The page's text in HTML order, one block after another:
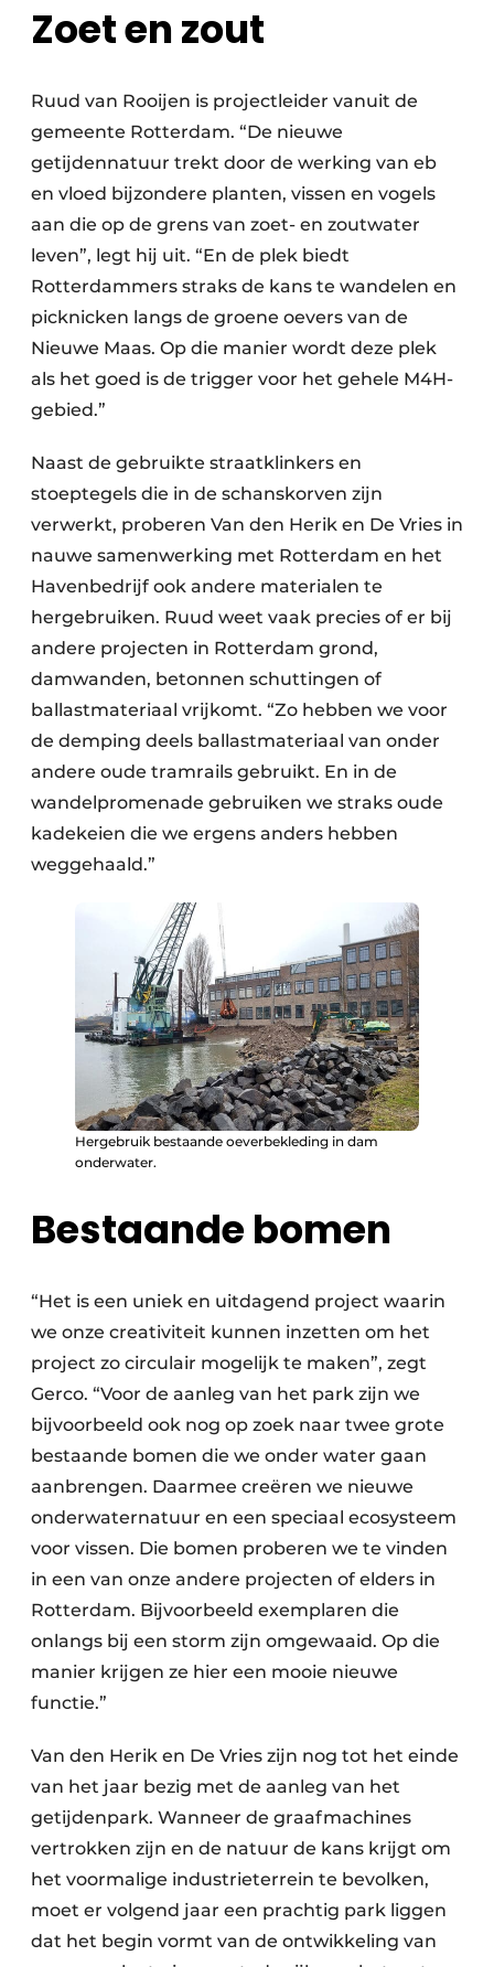
Zoet en zout
Ruud van Rooijen is projectleider vanuit de
gemeente Rotterdam. “De nieuwe
getijdennatuur trekt door de werking van eb
en vloed bijzondere planten, vissen en vogels
aan die op de grens van zoet- en zoutwater
leven”, legt hij uit. “En de plek biedt
Rotterdammers straks de kans te wandelen en
picknicken langs de groene oevers van de
Nieuwe Maas. Op die manier wordt deze plek
als het goed is de trigger voor het gehele M4H-
gebied.”
Naast de gebruikte straatklinkers en
stoeptegels die in de schanskorven zijn
verwerkt, proberen Van den Herik en De Vries in
nauwe samenwerking met Rotterdam en het
Havenbedrijf ook andere materialen te
hergebruiken. Ruud weet vaak precies of er bij
andere projecten in Rotterdam grond,
damwanden, betonnen schuttingen of
ballastmateriaal vrijkomt. “Zo hebben we voor
de demping deels ballastmateriaal van onder
andere oude tramrails gebruikt. En in de
wandelpromenade gebruiken we straks oude
kadekeien die we ergens anders hebben
weggehaald.”
Hergebruik bestaande oeverbekleding in dam
onderwater.
Bestaande bomen
“Het is een uniek en uitdagend project waarin
we onze creativiteit kunnen inzetten om het
project zo circulair mogelijk te maken”, zegt
Gerco. “Voor de aanleg van het park zijn we
bijvoorbeeld ook nog op zoek naar twee grote
bestaande bomen die we onder water gaan
aanbrengen. Daarmee creëren we nieuwe
onderwaternatuur en een speciaal ecosysteem
voor vissen. Die bomen proberen we te vinden
in een van onze andere projecten of elders in
Rotterdam. Bijvoorbeeld exemplaren die
onlangs bij een storm zijn omgewaaid. Op die
manier krijgen ze hier een mooie nieuwe
functie.”
Van den Herik en De Vries zijn nog tot het einde
van het jaar bezig met de aanleg van het
getijdenpark. Wanneer de graafmachines
vertrokken zijn en de natuur de kans krijgt om
het voormalige industrieterrein te bevolken,
moet er volgend jaar een prachtig park liggen
dat het begin vormt van de ontwikkeling van